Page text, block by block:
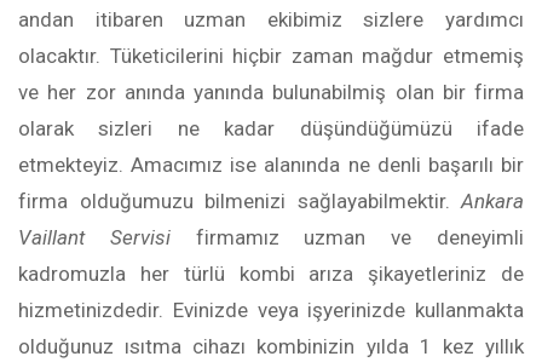
andan itibaren uzman ekibimiz sizlere yardımcı
olacaktır. Tüketicilerini hiçbir zaman mağdur etmemiş
ve her zor anında yanında bulunabilmiş olan bir firma
olarak sizleri ne kadar düşündüğümüzü ifade
etmekteyiz. Amacımız ise alanında ne denli başarılı bir
firma olduğumuzu bilmenizi sağlayabilmektir.Ankara
Vaillant Servisifirmamız uzman ve deneyimli
kadromuzla her türlü kombi arıza şikayetleriniz de
hizmetinizdedir. Evinizde veya işyerinizde kullanmakta
olduğunuz ısıtma cihazı kombinizin yılda 1 kez yıllık